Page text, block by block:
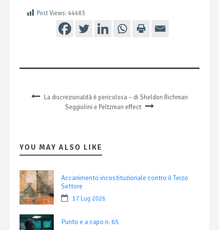
Post Views: 44483
La discrezionalità è pericolosa – di Sheldon Richman
Seggiolini e Peltzman effect
YOU MAY ALSO LIKE
Accanimento incostituzionale contro il Terzo
Settore
17 Lug 2026
Punto e a capo n. 65